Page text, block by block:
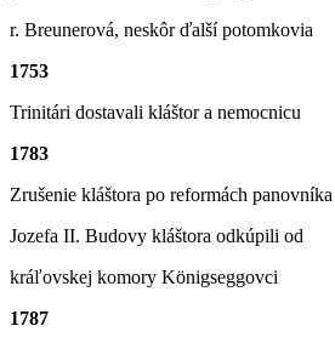
r. Breunerová, neskôr ďalší potomkovia
1753
Trinitári dostavali kláštor a nemocnicu
1783
Zrušenie kláštora po reformách panovníka
Jozefa II. Budovy kláštora odkúpili od
kráľovskej komory Kӧnigseggovci
1787